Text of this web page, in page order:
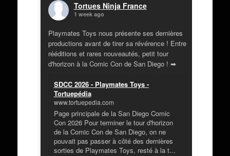
Tortues Ninja France
1 week ago
Playmates Toys nous présente ses dernières
productions avant de tirer sa révérence ! Entre
rééditions et rares nouveautés, petit tour
d'horizon à la Comic Con de San Diego ! ➡
SDCC 2026 - Playmates Toys -
Tortuepédia
www.tortuepedia.com
Page principale de la San Diego Comic
Con 2026 Pour terminer le tour d'horizon
de la Comic Con de San Diego, on ne
pouvait pas passer à côté des dernières
sorties de Playmates Toys, resté à la t...